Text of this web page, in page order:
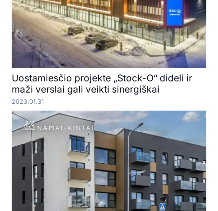
Uostamiesčio projekte „Stock-O“ dideli ir
maži verslai gali veikti sinergiškai
2023.01.31